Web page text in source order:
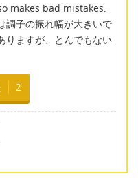
makes bad mistakes.
調子の振れ幅が大きいで
りますが、とんでもない
2